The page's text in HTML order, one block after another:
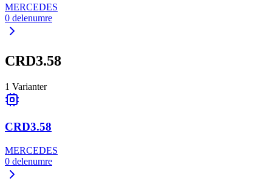
MERCEDES
0 delenumre
CRD3.58
1 Varianter
CRD3.58
MERCEDES
0 delenumre